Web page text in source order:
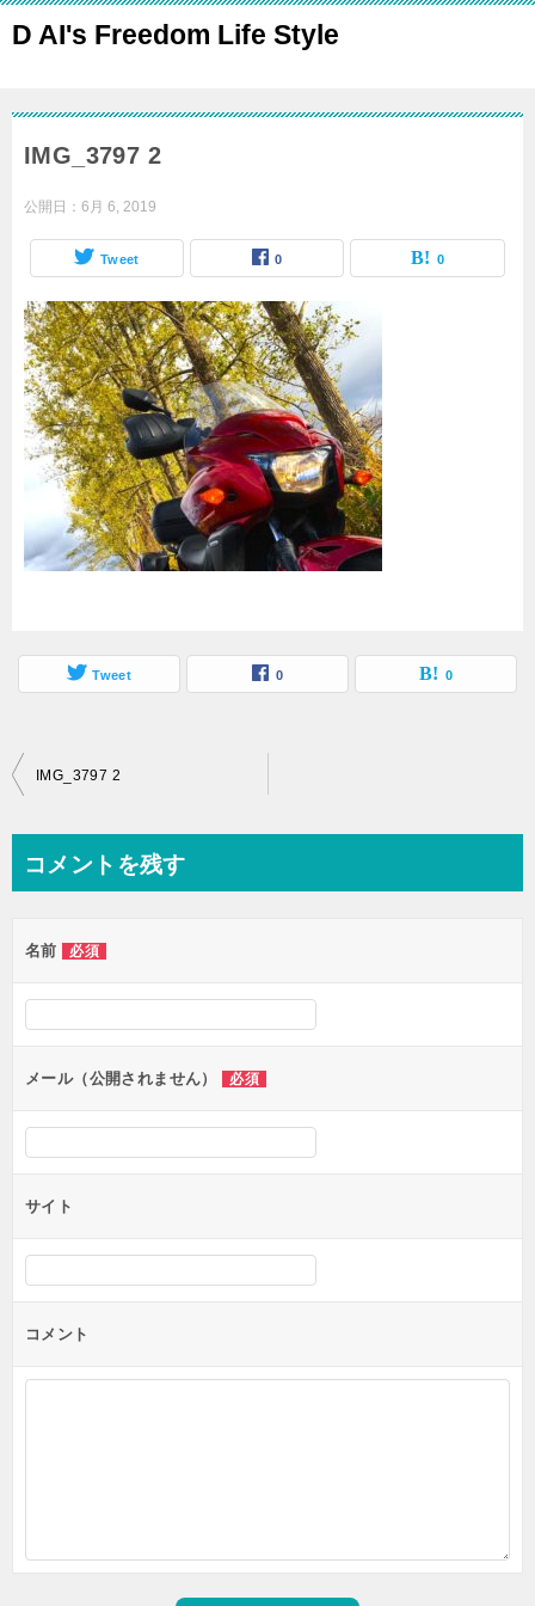
D AI's Freedom Life Style
IMG_3797 2
公開日： 6月 6, 2019
Tweet 0 0
Tweet 0 0
投
ビ
ー
シ
ン
IMG_3797 2
コメントを残す
名前 必須
メール（公開されません） 必須
サイト
コメント